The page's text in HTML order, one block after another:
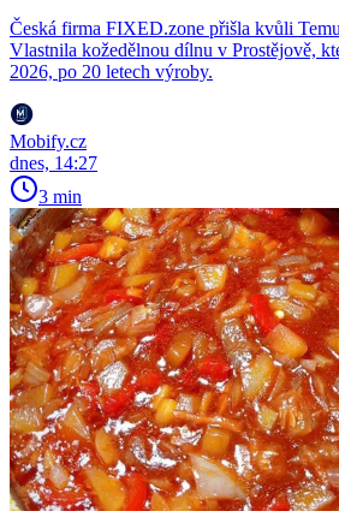
Česká firma FIXED.zone přišla kvůli
Vlastnila kožedělnou dílnu v Prostějově,
2026, po 20 letech výroby.
Mobify.cz
dnes, 14:27
3 min